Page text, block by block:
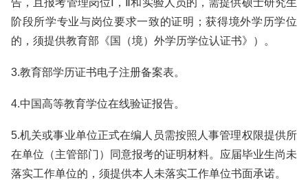
告，且报考管理岗位Ⅰ，Ⅱ和实验人员的，需提供硕士研究生
阶段所学专业与岗位要求一致的证明；获得境外学历学位
的，须提供教育部《国（境）外学历学位认证书》）。
3.教育部学历证书电子注册备案表。
4.中国高等教育学位在线验证报告。
5.机关或事业单位正式在编人员需按照人事管理权限提供所
在单位（主管部门）同意报考的证明材料。应届毕业生尚未
落实工作单位的，须提供本人未落实工作单位书面承诺。